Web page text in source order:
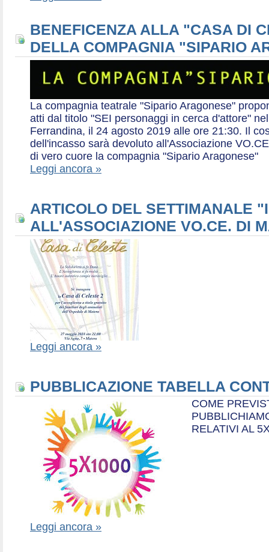
BENEFICENZA ALLA "CASA DI
DELLA COMPAGNIA "SIPARIO
La compagnia teatrale "Sipario Aragonese"
atti dal titolo "SEI personaggi in cerca d'attore"
Ferrandina, il 24 agosto 2019 alle ore 21:30. Il
dell'incasso sarà devoluto all'Associazione
di vero cuore la compagnia "Sipario Aragonese"
Leggi ancora »
ARTICOLO DEL SETTIMANALE
ALL'ASSOCIAZIONE VO.CE. DI
Leggi ancora »
PUBBLICAZIONE TABELLA
COME
RELATIVI AL
Leggi ancora »